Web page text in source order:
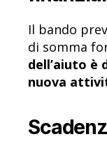
Il bando
di somma
dell’aiuto è
nuova